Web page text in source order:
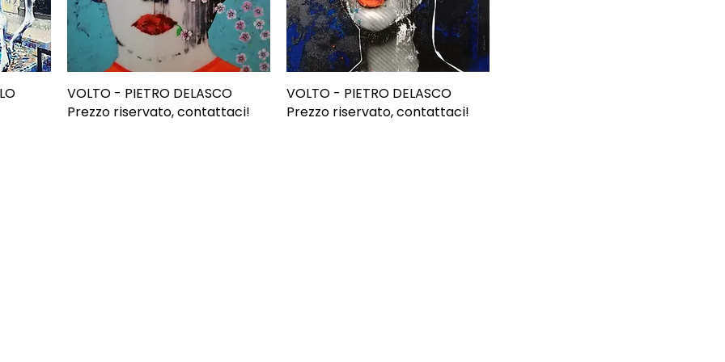
VOLTO - PIETRO DELASCO
Prezzo riservato, contattaci!
VOLTO - PIETRO DELASCO
Prezzo riservato, contattaci!